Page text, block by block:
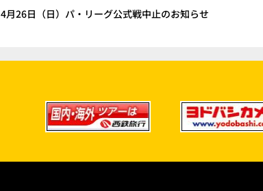
4月26日（日）パ・リーグ公式戦中止のお知らせ